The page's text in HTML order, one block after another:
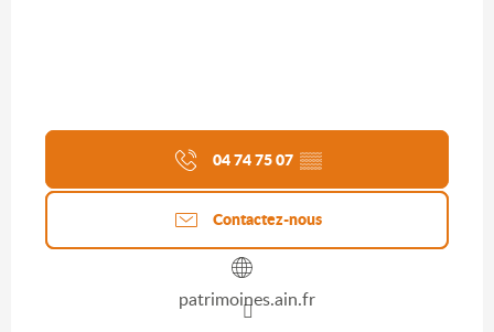
04 74 75 07 ▒▒
Contactez-nous
patrimoines.ain.fr